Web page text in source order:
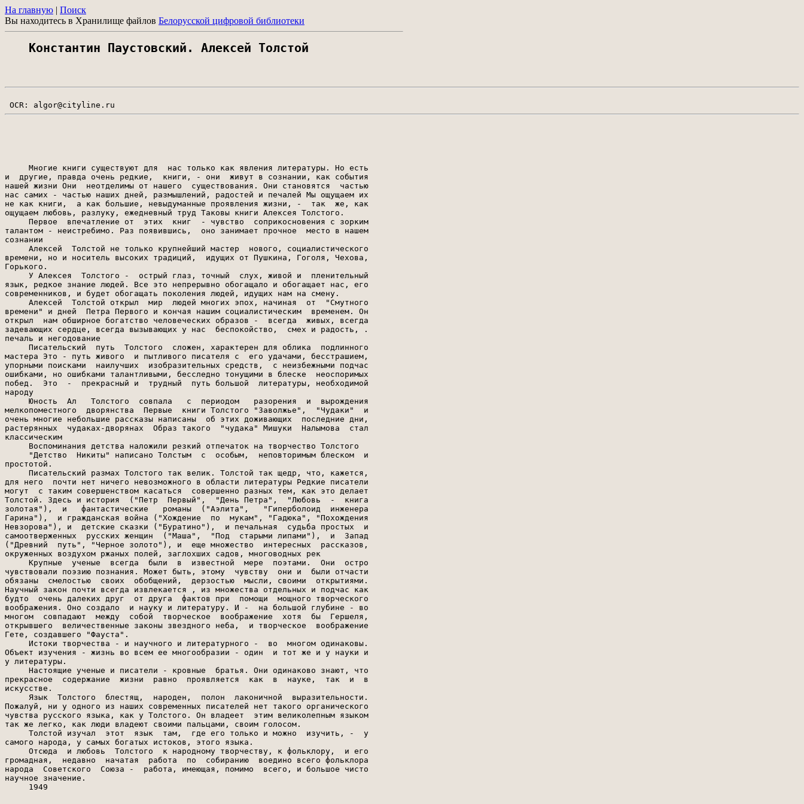
На главную | Поиск
Вы находитесь в Хранилище файлов Белорусской цифровой библиотеки
Константин Паустовский. Алексей Толстой
     Многие книги существуют для  нас только как явления литературы. Но есть
и  другие, правда очень редкие,  книги, - они  живут в сознании, как события
нашей жизни Они  неотделимы от нашего  существования. Они становятся  частью
нас самих - частью наших дней, размышлений, радостей и печалей Мы ощущаем их
не как книги,  а как большие, невыдуманные проявления жизни, -  так  же, как
ощущаем любовь, разлуку, ежедневный труд Таковы книги Алексея Толстого.
     Первое  впечатление от  этих  книг  - чувство  соприкосновения с зорким
талантом - неистребимо. Раз появившись,  оно занимает прочное  место в нашем
сознании
     Алексей  Толстой не только крупнейший мастер  нового, социалистического
времени, но и носитель высоких традиций,  идущих от Пушкина, Гоголя, Чехова,
Горького.
     У Алексея  Толстого -  острый глаз, точный  слух, живой и  пленительный
язык, редкое знание людей. Все это непрерывно обогащало и обогащает нас, его
современников, и будет обогащать поколения людей, идущих нам на смену.
     Алексей  Толстой открыл  мир  людей многих эпох, начиная  от  "Смутного
времени" и дней  Петра Первого и кончая нашим социалистическим  временем. Он
открыл  нам обширное богатство человеческих образов -  всегда  живых, всегда
задевающих сердце, всегда вызывающих у нас  беспокойство,  смех и радость, .
печаль и негодование
     Писательский  путь  Толстого  сложен, характерен для облика  подлинного
мастера Это - путь живого  и пытливого писателя с  его удачами, бесстрашием,
упорными поисками  наилучших  изобразительных средств,  с неизбежными подчас
ошибками, но ошибками талантливыми, бесследно тонущими в блеске  неоспоримых
побед.  Это  -  прекрасный и  трудный  путь большой  литературы, необходимой
народу
     Юность  Ал   Толстого  совпала   с  периодом   разорения  и  вырождения
мелкопоместного  дворянства  Первые  книги Толстого "Заволжье",  "Чудаки"  и
очень многие небольшие рассказы написаны  об этих доживающих  последние дни,
растерянных  чудаках-дворянах  Образ такого  "чудака" Мишуки  Налымова  стал
классическим
     Воспоминания детства наложили резкий отпечаток на творчество Толстого
     "Детство  Никиты" написано Толстым  с  особым,  неповторимым блеском  и
простотой.
     Писательский размах Толстого так велик. Толстой так щедр, что, кажется,
для него  почти нет ничего невозможного в области литературы Редкие писатели
могут  с таким совершенством касаться  совершенно разных тем, как это делает
Толстой. Здесь и история  ("Петр  Первый",  "День Петра",  "Любовь  -  книга
золотая"),  и   фантастические   романы  ("Аэлита",   "Гиперболоид  инженера
Гарина"),  и гражданская война ("Хождение  по  мукам", "Гадюка", "Похождения
Невзорова"), и  детские сказки ("Буратино"),  и печальная  судьба простых  и
самоотверженных  русских женщин  ("Маша",  "Под  старыми липами"),  и  Запад
("Древний  путь", "Черное золото"), и  еще множество  интересных  рассказов,
окруженных воздухом ржаных полей, заглохших садов, многоводных рек
     Крупные  ученые  всегда  были  в  известной  мере  поэтами.  Они  остро
чувствовали поэзию познания. Может быть, этому  чувству  они и  были отчасти
обязаны  смелостью  своих  обобщений,  дерзостью  мысли, своими  открытиями.
Научный закон почти всегда извлекается , из множества отдельных и подчас как
будто  очень далеких друг  от друга  фактов при  помощи  мощного творческого
воображения. Оно создало  и науку и литературу. И -  на большой глубине - во
многом  совпадают  между  собой  творческое  воображение  хотя  бы  Гершеля,
открывшего  величественные законы звездного неба,  и творческое  воображение
Гете, создавшего "Фауста".
     Истоки творчества - и научного и литературного -  во  многом одинаковы.
Объект изучения - жизнь во всем ее многообразии - один  и тот же и у науки и
у литературы.
     Настоящие ученые и писатели - кровные  братья. Они одинаково знают, что
прекрасное  содержание  жизни  равно  проявляется  как  в  науке,  так  и  в
искусстве.
     Язык  Толстого  блестящ,  народен,  полон  лаконичной  выразительности.
Пожалуй, ни у одного из наших современных писателей нет такого органического
чувства русского языка, как у Толстого. Он владеет  этим великолепным языком
так же легко, как люди владеют своими пальцами, своим голосом.
     Толстой изучал  этот  язык  там,  где его только и можно  изучить, -  у
самого народа, у самых богатых истоков, этого языка.
     Отсюда  и любовь  Толстого  к народному творчеству, к фольклору,  и его
громадная,  недавно  начатая  работа  по  собиранию  воедино всего фольклора
народа  Советского  Союза -  работа, имеющая, помимо  всего, и большое чисто
научное значение.
     1949